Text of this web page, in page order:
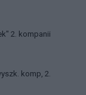
2. kompanii
komp, 2.